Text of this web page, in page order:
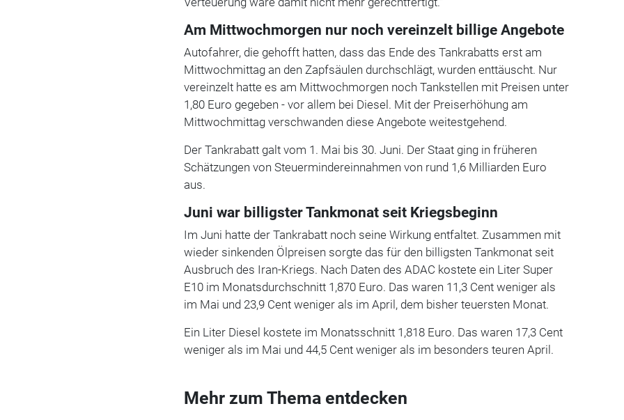
Am Mittwochmorgen nur noch vereinzelt billige Angebote
Autofahrer, die gehofft hatten, dass das Ende des Tankrabatts erst am
Mittwochmittag an den Zapfsäulen durchschlägt, wurden enttäuscht. Nur
vereinzelt hatte es am Mittwochmorgen noch Tankstellen mit Preisen unter
1,80 Euro gegeben - vor allem bei Diesel. Mit der Preiserhöhung am
Mittwochmittag verschwanden diese Angebote weitestgehend.
Der Tankrabatt galt vom 1. Mai bis 30. Juni. Der Staat ging in früheren
Schätzungen von Steuermindereinnahmen von rund 1,6 Milliarden Euro
aus.
Juni war billigster Tankmonat seit Kriegsbeginn
Im Juni hatte der Tankrabatt noch seine Wirkung entfaltet. Zusammen mit
wieder sinkenden Ölpreisen sorgte das für den billigsten Tankmonat seit
Ausbruch des Iran-Kriegs. Nach Daten des ADAC kostete ein Liter Super
E10 im Monatsdurchschnitt 1,870 Euro. Das waren 11,3 Cent weniger als
im Mai und 23,9 Cent weniger als im April, dem bisher teuersten Monat.
Ein Liter Diesel kostete im Monatsschnitt 1,818 Euro. Das waren 17,3 Cent
weniger als im Mai und 44,5 Cent weniger als im besonders teuren April.
Mehr zum Thema entdecken